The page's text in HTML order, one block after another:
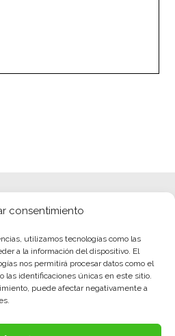
consentimiento
utilizamos tecnologías como las
a la información del dispositivo. El
nos permitirá procesar datos como el
las identificaciones únicas en este sitio.
puede afectar negativamente a